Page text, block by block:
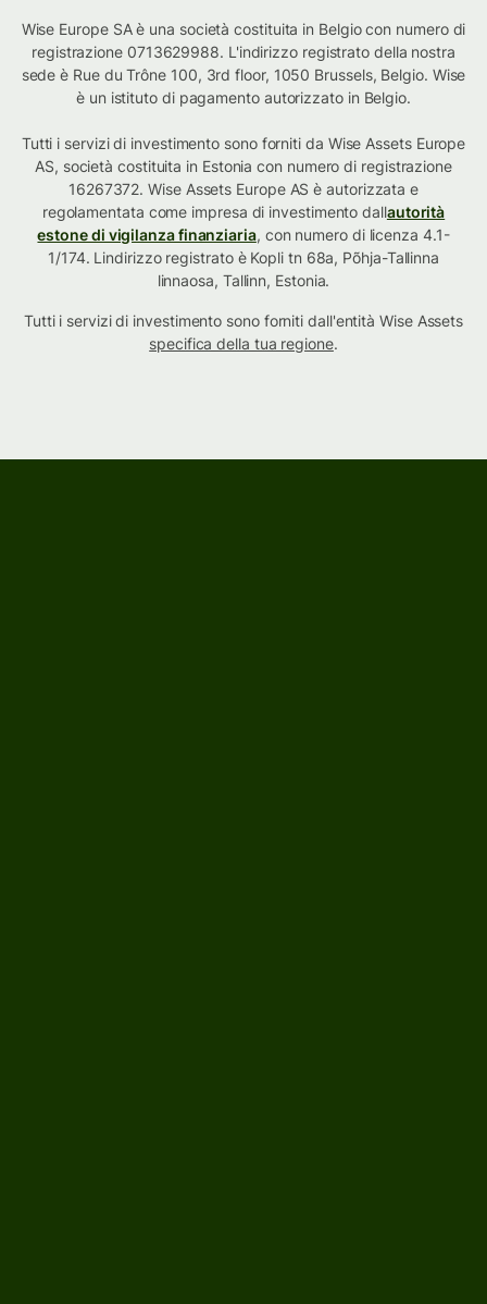
Wise Europe SA è una società costituita in Belgio con numero di
registrazione 0713629988. L'indirizzo registrato della nostra
sede è Rue du Trône 100, 3rd floor, 1050 Brussels, Belgio. Wise
è un istituto di pagamento autorizzato in Belgio.
Tutti i servizi di investimento sono forniti da Wise Assets Europe
AS, società costituita in Estonia con numero di registrazione
16267372. Wise Assets Europe AS è autorizzata e
regolamentata come impresa di investimento dallautorità
estone di vigilanza finanziaria, con numero di licenza 4.1-
1/174. Lindirizzo registrato è Kopli tn 68a, Põhja-Tallinna
linnaosa, Tallinn, Estonia.
Tutti i servizi di investimento sono forniti dall'entità Wise Assets
specifica della tua regione.